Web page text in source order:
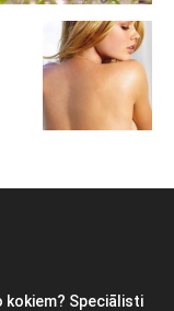
Speciālisti